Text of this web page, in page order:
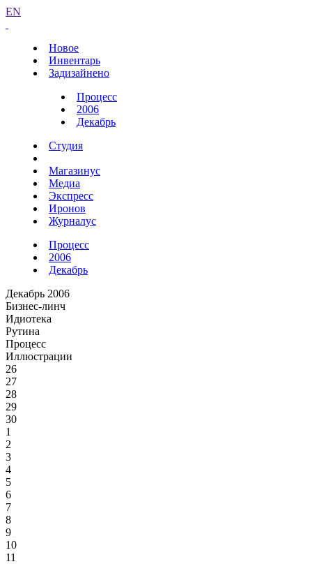
EN
Новое
Инвентарь
Задизайнено
Процесс
2006
Декабрь
Студия
Магазинус
Медиа
Экспресс
Иронов
Журналус
Процесс
2006
Декабрь
Декабрь 2006
Бизнес-линч
Идиотека
Рутина
Процесс
Иллюстрации
26
27
28
29
30
1
2
3
4
5
6
7
8
9
10
11